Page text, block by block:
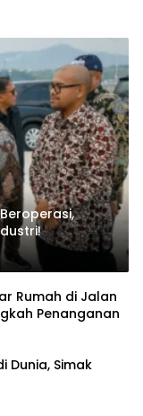
Rumah di Jalan
Penanganan
Dunia, Simak